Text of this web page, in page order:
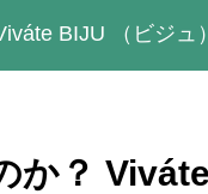
BIJU （ビジュ
か？